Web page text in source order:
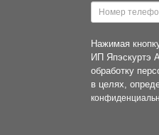
Нажимая
ИП Япэскуртэ
обработку
в целях,